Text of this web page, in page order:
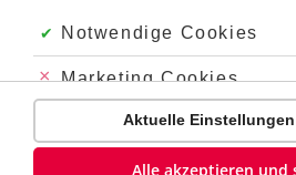
A B C D E F G
O
S
Anfangsbuchstabe
Akzeptiert:
Notwendige Cookies
Abgelehnt:
Marketing Cookies
Abgelehnt:
Personalisierungs-
Aktuelle
Alle akzeptieren und